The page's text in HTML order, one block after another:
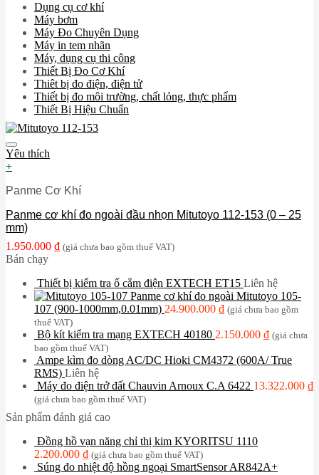
Dụng cụ cơ khí
Máy bơm
Máy Đo Chuyên Dụng
Máy in tem nhãn
Máy, dụng cụ thi công
Thiết Bị Đo Cơ Khí
Thiêt bị đo điện, điện tử
Thiết bị đo môi trường, chất lỏng, thực phẩm
Thiết Bị Hiệu Chuẩn
Yêu thích
+
Panme Cơ Khí
Panme cơ khí đo ngoài đầu nhọn Mitutoyo 112-153 (0 – 25
mm)
1.950.000 ₫ (giá chưa bao gồm thuế VAT)
Bán chạy
Thiết bị kiểm tra ổ cắm điện EXTECH ET15 Liên hệ
Panme cơ khí đo ngoài Mitutoyo 105-
107 (900-1000mm,0.01mm) 24.900.000 ₫ (giá chưa bao gồm
thuế VAT)
Bộ kít kiểm tra mạng EXTECH 40180 2.150.000 ₫ (giá chưa
bao gồm thuế VAT)
Ampe kìm đo dòng AC/DC Hioki CM4372 (600A/ True
RMS) Liên hệ
Máy đo điện trở đất Chauvin Arnoux C.A 6422 13.322.000 ₫
(giá chưa bao gồm thuế VAT)
Sản phẩm đánh giá cao
Đồng hồ vạn năng chỉ thị kim KYORITSU 1110
2.200.000 ₫ (giá chưa bao gồm thuế VAT)
Súng đo nhiệt độ hồng ngoại SmartSensor AR842A+